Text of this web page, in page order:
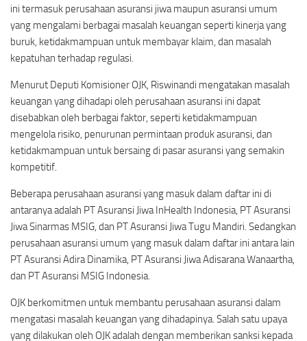
ini termasuk perusahaan asuransi jiwa maupun asuransi umum
yang mengalami berbagai masalah keuangan seperti kinerja yang
buruk, ketidakmampuan untuk membayar klaim, dan masalah
kepatuhan terhadap regulasi.
Menurut Deputi Komisioner OJK, Riswinandi mengatakan masalah
keuangan yang dihadapi oleh perusahaan asuransi ini dapat
disebabkan oleh berbagai faktor, seperti ketidakmampuan
mengelola risiko, penurunan permintaan produk asuransi, dan
ketidakmampuan untuk bersaing di pasar asuransi yang semakin
kompetitif.
Beberapa perusahaan asuransi yang masuk dalam daftar ini di
antaranya adalah PT Asuransi Jiwa InHealth Indonesia, PT Asuransi
Jiwa Sinarmas MSIG, dan PT Asuransi Jiwa Tugu Mandiri. Sedangkan
perusahaan asuransi umum yang masuk dalam daftar ini antara lain
PT Asuransi Adira Dinamika, PT Asuransi Jiwa Adisarana Wanaartha,
dan PT Asuransi MSIG Indonesia.
OJK berkomitmen untuk membantu perusahaan asuransi dalam
mengatasi masalah keuangan yang dihadapinya. Salah satu upaya
yang dilakukan oleh OJK adalah dengan memberikan sanksi kepada